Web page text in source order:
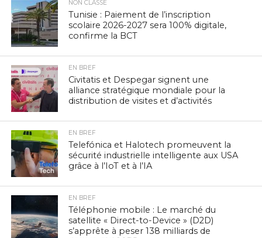
NON CLASSÉ
Tunisie : Paiement de l’inscription
scolaire 2026-2027 sera 100% digitale,
confirme la BCT
EN BREF
Civitatis et Despegar signent une
alliance stratégique mondiale pour la
distribution de visites et d’activités
EN BREF
Telefónica et Halotech promeuvent la
sécurité industrielle intelligente aux USA
grâce à l’IoT et à l’IA
EN BREF
Téléphonie mobile : Le marché du
satellite « Direct-to-Device » (D2D)
s’apprête à peser 138 milliards de